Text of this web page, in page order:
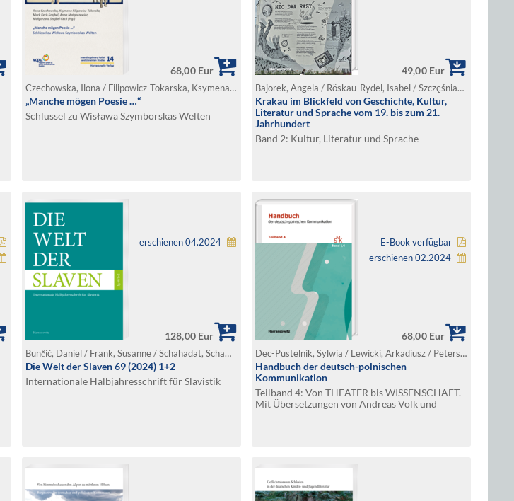
68,00 Eur
Czechowska, Ilona / Filipowicz-Tokarska, Ksymena / Keck-Szajbel, Mark / Małgorzewicz, Anna / Szajbel-Keck, Małgorzata (Hg.)
„Manche mögen Poesie …“
Schlüssel zu Wisława Szymborskas Welten
49,00 Eur
Bajorek, Angela / Röskau-Rydel, Isabel / Szczęśniak, Dorota (Hg.)
Krakau im Blickfeld von Geschichte, Kultur,
Literatur und Sprache vom 19. bis zum 21.
Jahrhundert
Band 2: Kultur, Literatur und Sprache
erschienen 04.2024
128,00 Eur
Bunčić, Daniel / Frank, Susanne / Schahadat, Schamma / Schlund, Katrin / Wingender, Monika (Hg.)
Die Welt der Slaven 69 (2024) 1+2
Internationale Halbjahresschrift für Slavistik
E-Book verfügbar
erschienen 02.2024
68,00 Eur
Dec-Pustelnik, Sylwia / Lewicki, Arkadiusz / Petersen, Christer / Surynt, Izabela (Hg.)
Handbuch der deutsch-polnischen
Kommunikation
Teilband 4: Von THEATER bis WISSENSCHAFT.
Mit Übersetzungen von Andreas Volk und